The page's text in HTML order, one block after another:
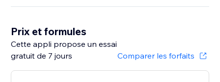
Prix et formules
Cette appli propose un essai
gratuit de 7 jours
Comparer les forfaits